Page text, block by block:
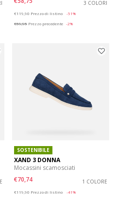
3 COLORI
€119,90 Prezzo di listino
-51%
€59,95 Prezzo precedente -2%
SOSTENIBILE
XAND 3 DONNA
Mocassini scamosciati
€70,74
1 COLORE
€119,90 Prezzo di listino
-41%